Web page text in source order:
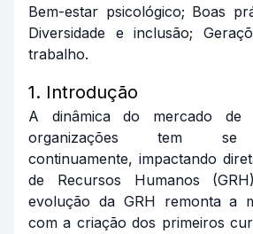
Bem-estar psicológico; Boas
Diversidade e inclusão;
trabalho.
1. Introdução
A dinâmica do mercado de
organizações tem se
continuamente, impactando
de Recursos Humanos
evolução da GRH remonta a
com a criação dos primeiros